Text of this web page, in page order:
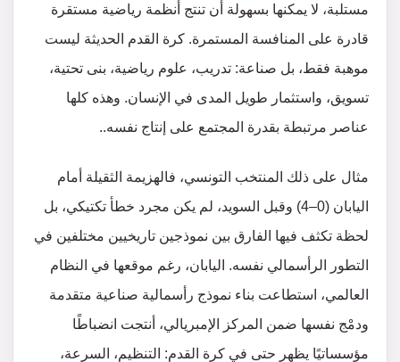
مستلبة، لا يمكنها بسهولة أن تنتج أنظمة رياضية مستقرة
قادرة على المنافسة المستمرة. كرة القدم الحديثة ليست
موهبة فقط، بل صناعة: تدريب، علوم رياضية، بنى تحتية،
تسويق، واستثمار طويل المدى في الإنسان. وهذه كلها
عناصر مرتبطة بقدرة المجتمع على إنتاج نفسه..
مثال على ذلك المنتخب التونسي، فالهزيمة الثقيلة أمام
اليابان (0–4) وقبل السويد، لم يكن مجرد خطأ تكتيكي، بل
لحظة تكثف فيها الفارق بين نموذجين تاريخيين مختلفين في
التطور الرأسمالي نفسه. اليابان، رغم موقعها في النظام
العالمي، استطاعت بناء نموذج رأسمالية صناعية متقدمة
ودمْج نفسها ضمن المركز الإمبريالي، أنتجت انضباطًا
مؤسساتيًا يظهر حتى في كرة القدم: التنظيم، السرعة،